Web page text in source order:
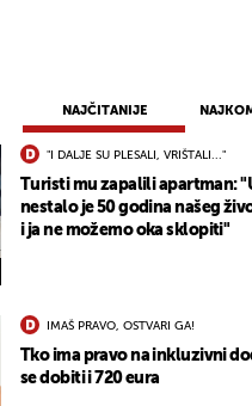
NAJČITANIJE
"I DALJE SU PLESALI, VRIŠTALI..."
Turisti mu zapalili apartman:
nestalo je 50 godina našeg
i ja ne možemo oka sklopiti"
IMAŠ PRAVO, OSTVARI GA!
Tko ima pravo na inkluzivni
se dobiti i 720 eura